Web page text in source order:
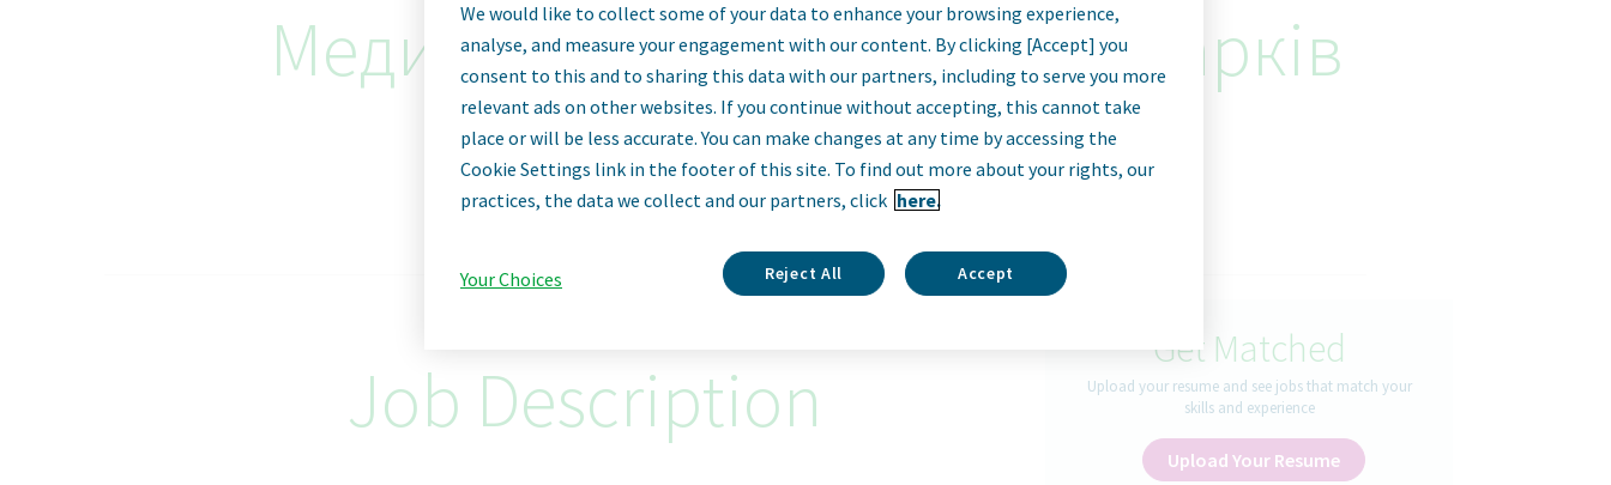
Медичний представник, м. Харків
Kharkiv, Ukraine
Apply Now
Job Description
Get Matched
Upload your resume and see jobs that match your
skills and experience
Upload Your Resume
We would like to collect some of your data to enhance your browsing experience,
analyse, and measure your engagement with our content. By clicking [Accept] you
consent to this and to sharing this data with our partners, including to serve you more
relevant ads on other websites. If you continue without accepting, this cannot take
place or will be less accurate. You can make changes at any time by accessing the
Cookie Settings link in the footer of this site. To find out more about your rights, our
practices, the data we collect and our partners, click here.
Your Choices Reject All Accept